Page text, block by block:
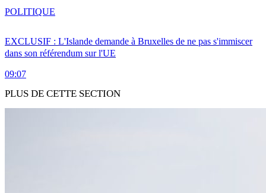
EXCLUSIF : L'Islande demande à Bruxelles de ne pas s'immiscer
dans son référendum sur l'UE
09:07
POLITIQUE
PLUS DE CETTE SECTION